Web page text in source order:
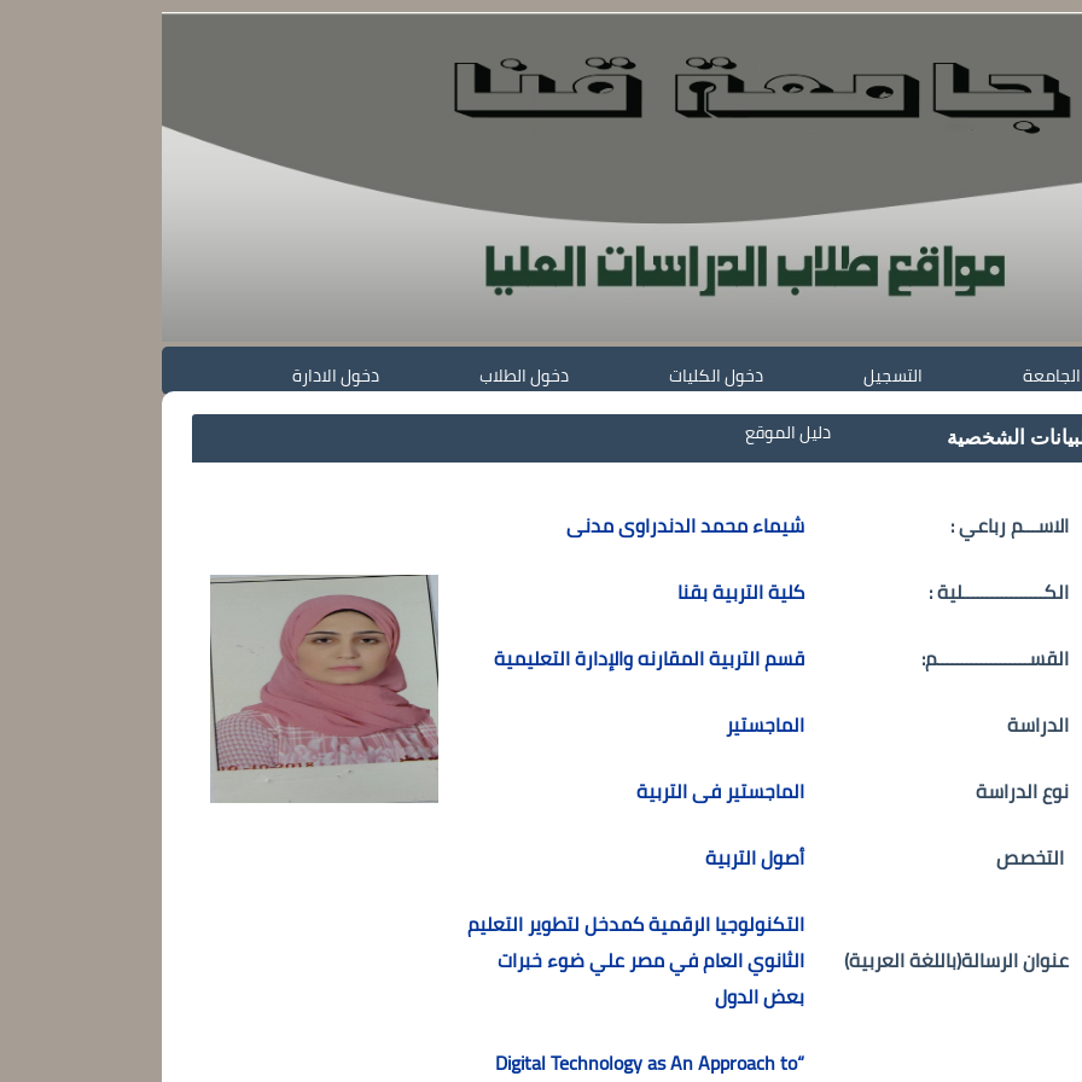
التسجيل دخول الكليات دخول الطلاب
دخول الادارة
دليل الموقع
الشخصية
شيماء محمد الدندراوى مدنى
الاســـم رباعي :
كلية التربية بقنا
الكـــــــــــــــــلية :
قسم التربية المقارنه والإدارة التعليمية
القســـــــــــــــــــم:
الماجستير
الدراسة
الماجستير فى التربية
نوع الدراسة
أصول التربية
التخصص
التكنولوجيا الرقمية كمدخل لتطوير التعليم
الثانوي العام في مصر علي ضوء خبرات
بعض الدول
عنوان الرسالة(باللغة العربية)
“Digital Technology as An Approach to